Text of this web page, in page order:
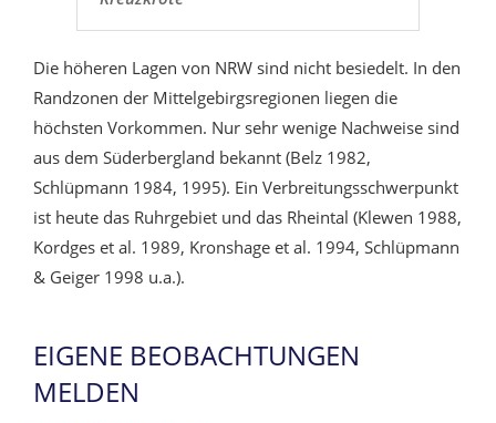
Die höheren Lagen von NRW sind nicht besiedelt. In den
Randzonen der Mittelgebirgsregionen liegen die
höchsten Vorkommen. Nur sehr wenige Nachweise sind
aus dem Süderbergland bekannt (Belz 1982,
Schlüpmann 1984, 1995). Ein Verbreitungsschwerpunkt
ist heute das Ruhrgebiet und das Rheintal (Klewen 1988,
Kordges et al. 1989, Kronshage et al. 1994, Schlüpmann
& Geiger 1998 u.a.).
EIGENE BEOBACHTUNGEN
MELDEN